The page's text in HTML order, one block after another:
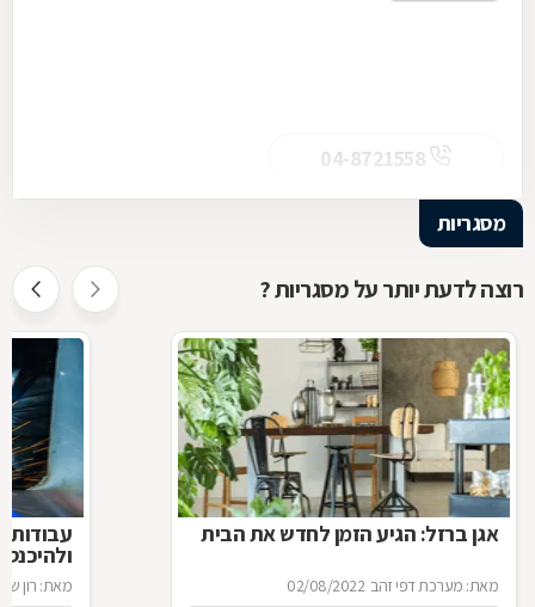
מסגריות
רוצה לדעת יותר על מסגריות ?
אגן ברזל: הגיע הזמן לחדש את הבית
מאת: מערכת דפי זהב 02/08/2022
עבודות
מאת: רון